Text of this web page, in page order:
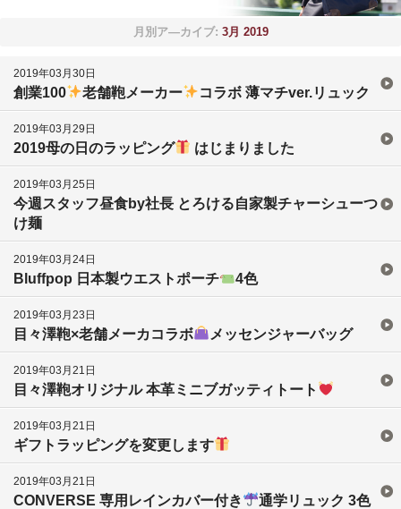
月別ア―カイブ: 3月 2019
2019年03月30日
創業100 老舗鞄メーカー コラボ 薄マチver.リュック
2019年03月29日
2019母の日のラッピング はじまりました
2019年03月25日
今週スタッフ昼食by社長 とろける自家製チャーシューつ
け麺
2019年03月24日
Bluffpop 日本製ウエストポーチ 4色
2019年03月23日
目々澤鞄×老舗メーカコラボ メッセンジャーバッグ
2019年03月21日
目々澤鞄オリジナル 本革ミニブガッティトート
2019年03月21日
ギフトラッピングを変更します
2019年03月21日
CONVERSE 専用レインカバー付き 通学リュック 3色